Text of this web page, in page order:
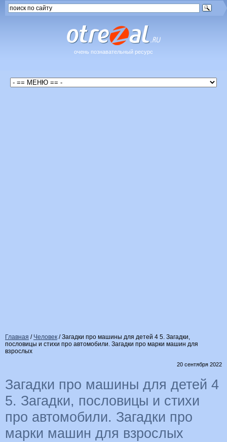
очень познавательный ресурс
Главная / Человек /Загадки про машины для детей 4 5. Загадки,
пословицы и стихи про автомобили. Загадки про марки машин для
взрослых
20 сентября 2022
Загадки про машины для детей 4
5. Загадки, пословицы и стихи
про автомобили. Загадки про
марки машин для взрослых